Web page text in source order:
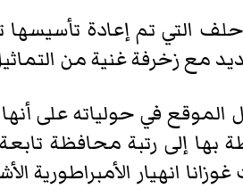
التي تم إعادة
مع زخرفة غنية من
الموقع في حولياته على
بها إلى رتبة محافظة
انهيار الأمبراطورية